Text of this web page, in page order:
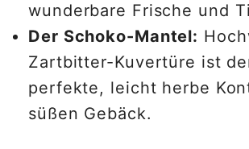
wunderbare Frische und
Der Schoko-Mantel:
Zartbitter-Kuvertüre ist
perfekte, leicht herbe
süßen Gebäck.